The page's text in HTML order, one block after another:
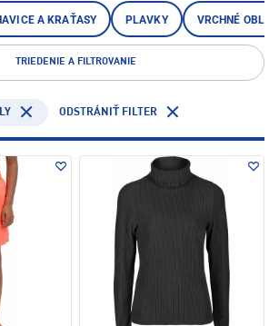
A KRAŤASY PLAVKY VRCHNÉ
TRIEDENIE A FILTROVANIE
ODSTRÁNIŤ FILTER